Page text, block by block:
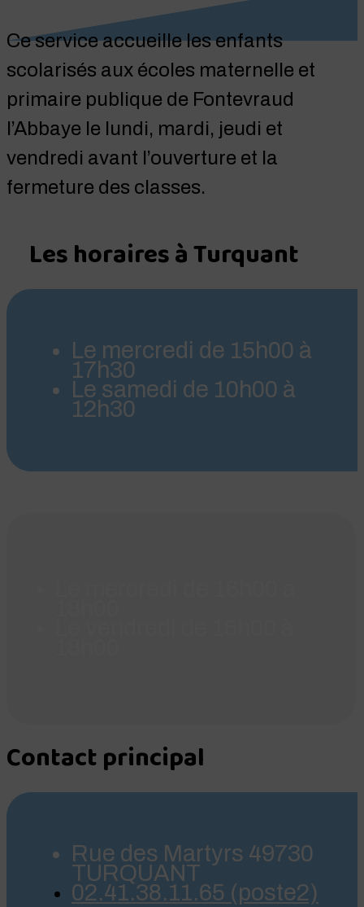
Ce service accueille les enfants
scolarisés aux écoles maternelle et
primaire publique de Fontevraud
l’Abbaye le lundi, mardi, jeudi et
vendredi avant l’ouverture et la
fermeture des classes.
Les horaires à Turquant
Le mercredi de 15h00 à
17h30
Le samedi de 10h00 à
12h30
Contact principal
Rue des Martyrs 49730
TURQUANT
02.41.38.11.65 (poste2)